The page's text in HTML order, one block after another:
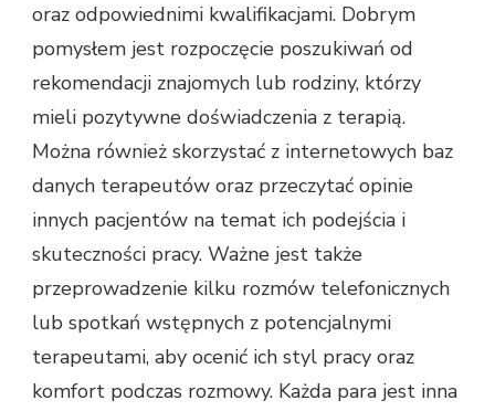
oraz odpowiednimi kwalifikacjami. Dobrym
pomysłem jest rozpoczęcie poszukiwań od
rekomendacji znajomych lub rodziny, którzy
mieli pozytywne doświadczenia z terapią.
Można również skorzystać z internetowych baz
danych terapeutów oraz przeczytać opinie
innych pacjentów na temat ich podejścia i
skuteczności pracy. Ważne jest także
przeprowadzenie kilku rozmów telefonicznych
lub spotkań wstępnych z potencjalnymi
terapeutami, aby ocenić ich styl pracy oraz
komfort podczas rozmowy. Każda para jest inna